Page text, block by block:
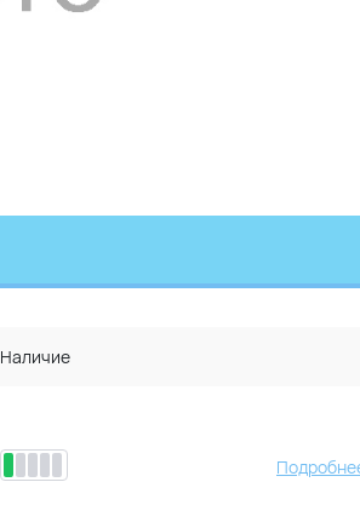
Наличие